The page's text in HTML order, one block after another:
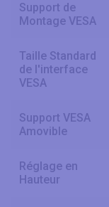
Support de
Montage VESA
Taille Standard
de l'interface
VESA
Support VESA
Amovible
Réglage en
Hauteur